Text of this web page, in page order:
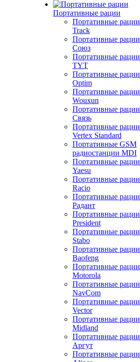
Портативные рации
Портативные рации
Track
Портативные рации
Союз
Портативные рации
TYT
Портативные рации
Optim
Портативные рации
Wouxun
Портативные рации
Связь
Портативные рации
Vertex Standard
Портативные GSM
радиостанции MDI
Портативные рации
Yaesu
Портативные рации
Racio
Портативные рации
Радант
Портативные рации
President
Портативные рации
Stabo
Портативные рации
Baofeng
Портативные рации
Motorola
Портативные рации
NavCom
Портативные рации
Vector
Портативные рации
Midland
Портативные рации
Аргут
Портативные рации